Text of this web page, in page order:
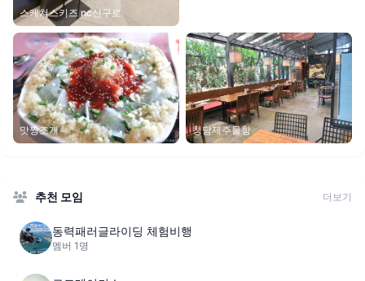
스케쳐스키즈 nc신구로
맛짱조개 청담제주물항
추천 모임 더보기
동력패러글라이딩 체험비행
멤버 1명